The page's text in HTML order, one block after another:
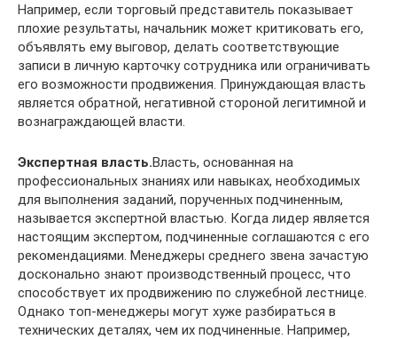
Например, если торговый представитель показывает
плохие результаты, начальник может критиковать его,
объявлять ему выговор, делать соответствующие
записи в личную карточку сотрудника или ограничивать
его возможности продвижения. Принуждающая власть
является обратной, негативной стороной легитимной и
вознаграждающей власти.
Экспертная власть.Власть, основанная на
профессиональных знаниях или навыках, необходимых
для выполнения заданий, порученных подчиненным,
называется экспертной властью. Когда лидер является
настоящим экспертом, подчиненные соглашаются с его
рекомендациями. Менеджеры среднего звена зачастую
досконально знают производственный процесс, что
способствует их продвижению по служебной лестнице.
Однако топ-менеджеры могут хуже разбираться в
технических деталях, чем их подчиненные. Например,